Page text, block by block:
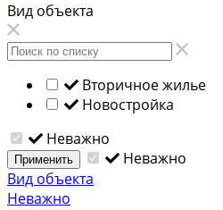
Вид объекта
Вторичное жилье
Новостройка
Неважно
Применить
Неважно
Вид объекта
Неважно